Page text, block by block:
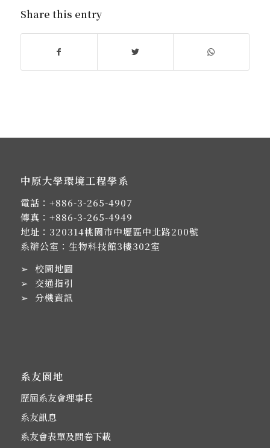
Share this entry
中原大學環境工程學系
電話： +886-3-265-4907
傳真：+886-3-265-4949
地址： 320314桃園市中壢區中北路200號
系辦公室：生物科技館3樓302室
➢ 校園地圖
➢ 交通指引
➢ 分機資訊
系友園地
歷屆系友會理事長
系友訊息
系友會表單及問卷下載